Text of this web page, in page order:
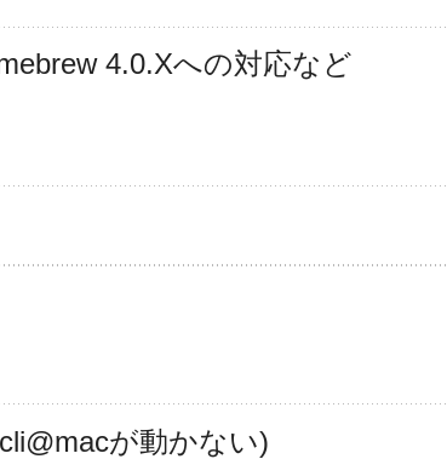
4.0.Xへの対応など
が動かない)